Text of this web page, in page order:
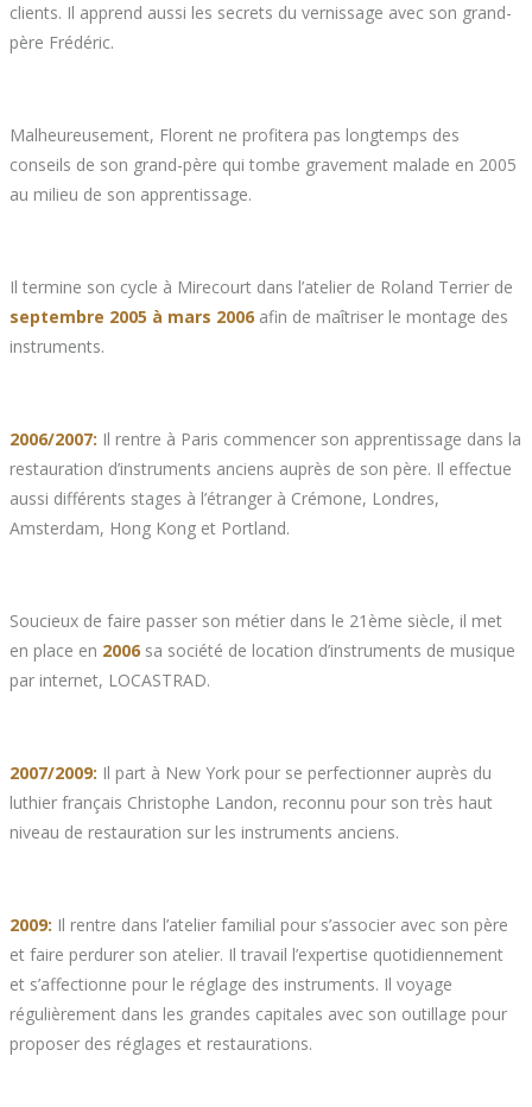
clients. Il apprend aussi les secrets du vernissage avec son grand-
père Frédéric.
Malheureusement, Florent ne profitera pas longtemps des
conseils de son grand-père qui tombe gravement malade en 2005
au milieu de son apprentissage.
Il termine son cycle à Mirecourt dans l’atelier de Roland Terrier de
septembre 2005 à mars 2006 afin de maîtriser le montage des
instruments.
2006/2007: Il rentre à Paris commencer son apprentissage dans la
restauration d’instruments anciens auprès de son père. Il effectue
aussi différents stages à l’étranger à Crémone, Londres,
Amsterdam, Hong Kong et Portland.
Soucieux de faire passer son métier dans le 21ème siècle, il met
en place en 2006 sa société de location d’instruments de musique
par internet, LOCASTRAD.
2007/2009: Il part à New York pour se perfectionner auprès du
luthier français Christophe Landon, reconnu pour son très haut
niveau de restauration sur les instruments anciens.
2009: Il rentre dans l’atelier familial pour s’associer avec son père
et faire perdurer son atelier. Il travail l’expertise quotidiennement
et s’affectionne pour le réglage des instruments. Il voyage
régulièrement dans les grandes capitales avec son outillage pour
proposer des réglages et restaurations.